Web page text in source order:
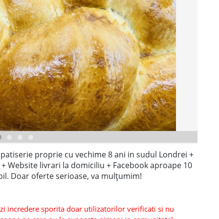
proprie cu vechime 8 ani in sudul Londrei +
Website livrari la domiciliu + Facebook aproape 10
Doar oferte serioase, va mulțumim!
incredere sporita doar utilizatorilor verificati si nu